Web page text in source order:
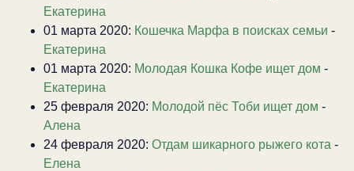
Екатерина
01 марта 2020: Кошечка Марфа в поисках семьи -
Екатерина
01 марта 2020: Молодая Кошка Кофе ищет дом -
Екатерина
25 февраля 2020: Молодой пёс Тоби ищет дом -
Алена
24 февраля 2020: Отдам шикарного рыжего кота -
Елена